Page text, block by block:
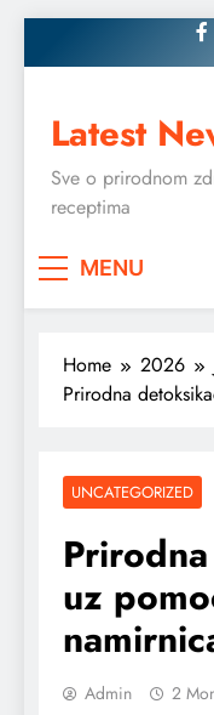
to
Latest
Sve o prirodnom
receptima
MENU
Home 2026
Prirodna
UNCATEGORIZED
uz
Admin 2